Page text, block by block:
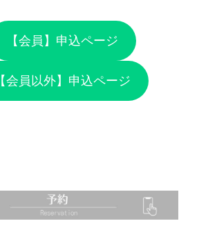
【会員】申込ページ
【会員以外】申込ページ